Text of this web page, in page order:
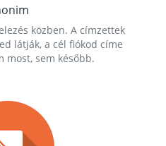
közben. A címzettek
látják, a cél fiókod címe
most, sem később.